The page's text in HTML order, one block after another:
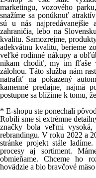
marketingu, vozového
snažíme sa ponúknuť
sú u nás
zahraničia, lebo na
kvalitu. Samozrejme,
adekvátnu kvalitu, berieme
veľké rodinné nákupy a
nikam chodiť, my im fľaše
zálohou. Táto služba nám
natrafiť na pokazený
kamenné predajne, najmä
postupne sa blížime k tomu,
* E-shopu ste ponechali
Robili sme si extrémne
značky bola veľmi vysoká,
rebrandingu. V roku 2022 a
stránke projekt stále
procesy aj sortiment.
obmieňame. Chceme ho
hovädzie a bio bravčové